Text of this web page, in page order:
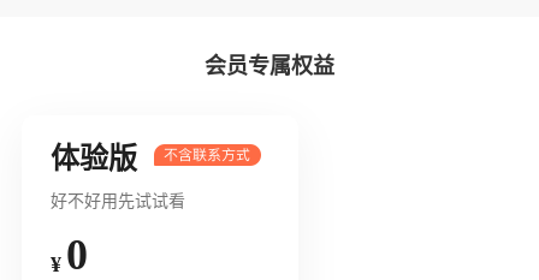
会员专属权益
体验版
好不好用先试试看
¥ 0